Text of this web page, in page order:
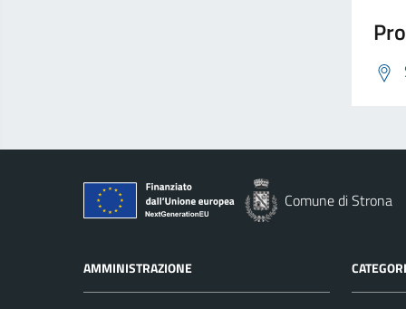
Comune di Strona
AMMINISTRAZIONE